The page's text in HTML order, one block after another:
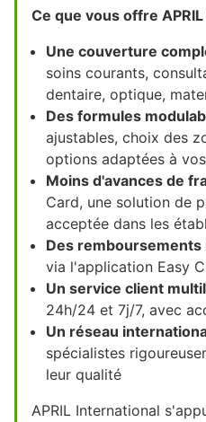
Ce que vous offre
Une couverture
soins courants,
dentaire, optique,
Des formules
ajustables, choix des
options adaptées à
Moins d'avances de
Card, une solution de
acceptée dans les
Des remboursements
via l'application Easy
Un service client
24h/24 et 7j/7, avec
Un réseau
spécialistes
leur qualité
APRIL International